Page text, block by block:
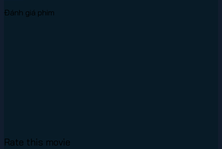
Đánh giá phim
Rate this movie